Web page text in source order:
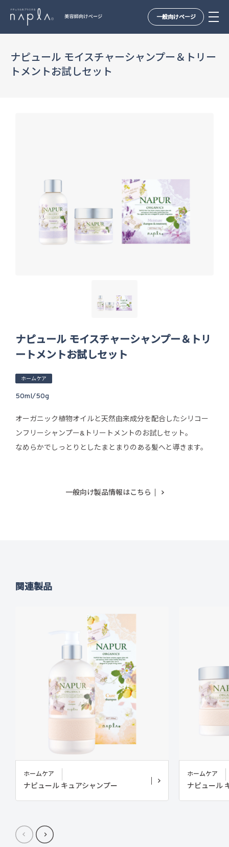
content
一般向けページ
ナピュール モイスチャーシャンプー＆トリー
トメントお試しセット
ナピュール モイスチャーシャンプー＆トリ
ートメントお試しセット
ホームケア
50ml/50g
オーガニック植物オイルと天然由来成分を配合したシリコー
ンフリーシャンプー&トリートメントのお試しセット。
なめらかでしっとりとしたまとまりのある髪へと導きます。
一般向け製品情報はこちら
関連製品
ホームケア
ナピュール キュアシャンプー
ホームケア
ナピュール